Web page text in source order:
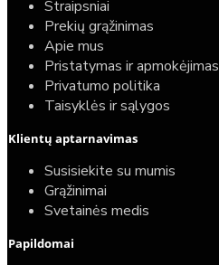
Straipsniai
Prekių grąžinimas
Apie mus
Pristatymas ir apmokėjimas
Privatumo politika
Taisyklės ir sąlygos
Klientų aptarnavimas
Susisiekite su mumis
Grąžinimai
Svetainės medis
Papildomai